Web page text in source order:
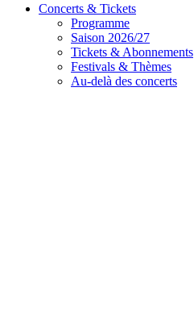
Concerts & Tickets
Programme
Saison 2026/27
Tickets & Abonnements
Festivals & Thèmes
Au-delà des concerts